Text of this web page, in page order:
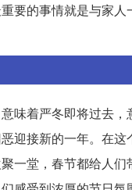
要的事情就是与家
味着严冬即将过去
迎接新的一年。在
一堂，春节都给人